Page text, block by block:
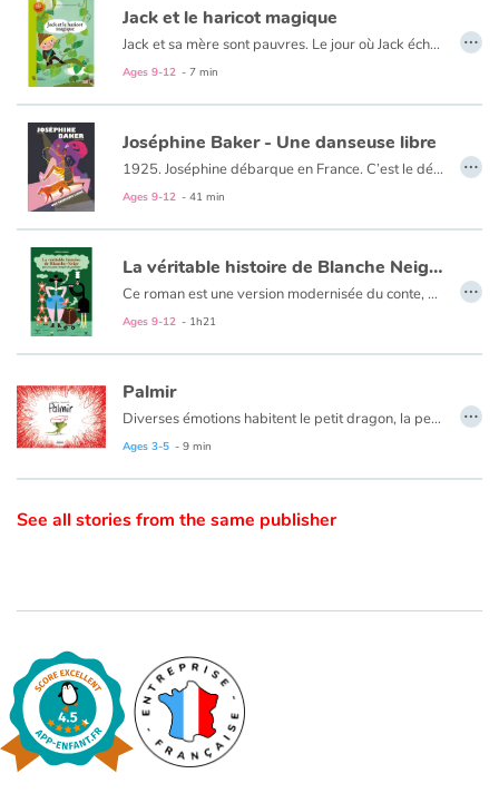
Festivals and events
Love and friendship
Social issues
Emotions and feelings
Formats and illustrations
Catalogue anglais
Contraste +
Help
Schools
Libraries
Videos & Tutorials
Jack et le haricot magique
Jack et sa mère sont pauvres. Le jour où Jack échange leur chèvre contre six graines de haricots, sa mère se fâche. Mais les graines sont en réalité magiques ! En une seule nuit, elles poussent et forment une immense échelle de verdure, semblable à un haricot géant. Jack grimpe jusqu'à son sommet et, au-delà des nuages, pénètre dans la demeure inquiétante d'un
Ages 9-12 - 7 min
…
Joséphine Baker - Une danseuse libre
1925. Joséphine débarque en France. C’est le début d’une incroyable aventure.
Ages 9-12 - 41 min
…
La véritable histoire de Blanche Neige qui n'a pas croqué la pomme
Ce roman est une version modernisée du conte, abordant de manière humoristique les thèmes contemporains du bien-être animal, de l’exploitation par le travail, du droit des femmes ou encore de la domination patriarcale sous-jacente.
Ages 9-12 - 1h21
…
Palmir
Diverses émotions habitent le petit dragon, la peur, la tristesse, mais aussi la fierté, quand il trouve une solution à une difficulté, et la joie quand parfois sa traversée devient un jeu, car il reste, malgré tout, un enfant.
Ages 3-5 - 9 min
…
See all stories from the same publisher